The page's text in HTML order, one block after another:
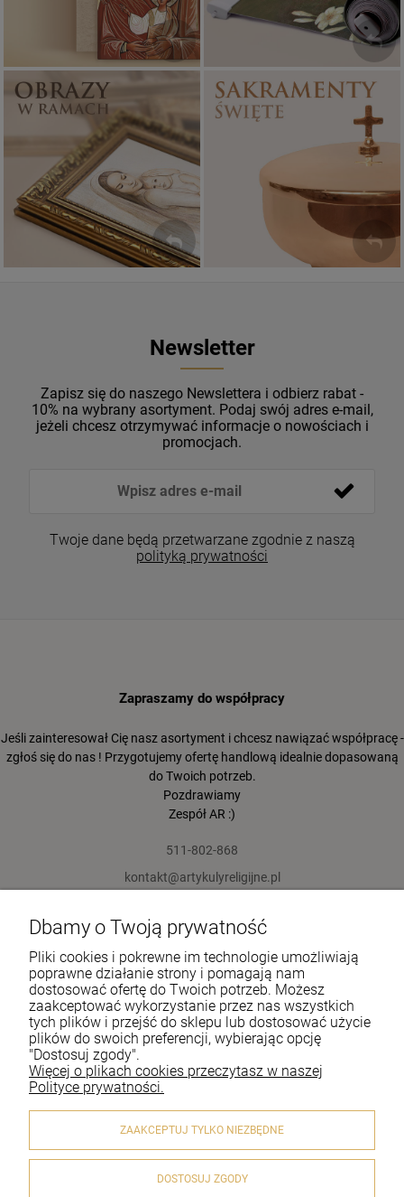
Obrazy religijne
PIĘKNE
WZORY
Sakramenty Święte
Newsletter
Zapisz się do naszego Newslettera i odbierz rabat -
10% na wybrany asortyment. Podaj swój adres e-mail,
jeżeli chcesz otrzymywać informacje o nowościach i
promocjach.
Twoje dane będą przetwarzane zgodnie z naszą
polityką prywatności
Zapraszamy do współpracy
Jeśli zainteresował Cię nasz asortyment i chcesz nawiązać współpracę -
zgłoś się do nas ! Przygotujemy ofertę handlową idealnie dopasowaną
do Twoich potrzeb.
Pozdrawiamy
Zespół AR :)
511-802-868
kontakt@artykulyreligijne.pl
Pomoc
Moje konto
Płatności i dostawa
Informacje
O nas
© 2020 artykulyreligijne.pl . Wszelkie prawa zastrzeżone.
Dbamy o Twoją prywatność
Pliki cookies i pokrewne im technologie umożliwiają
poprawne działanie strony i pomagają nam
dostosować ofertę do Twoich potrzeb. Możesz
zaakceptować wykorzystanie przez nas wszystkich
tych plików i przejść do sklepu lub dostosować użycie
plików do swoich preferencji, wybierając opcję
"Dostosuj zgody".
Więcej o plikach cookies przeczytasz w naszej
Polityce prywatności.
ZAAKCEPTUJ TYLKO NIEZBĘDNE
DOSTOSUJ ZGODY